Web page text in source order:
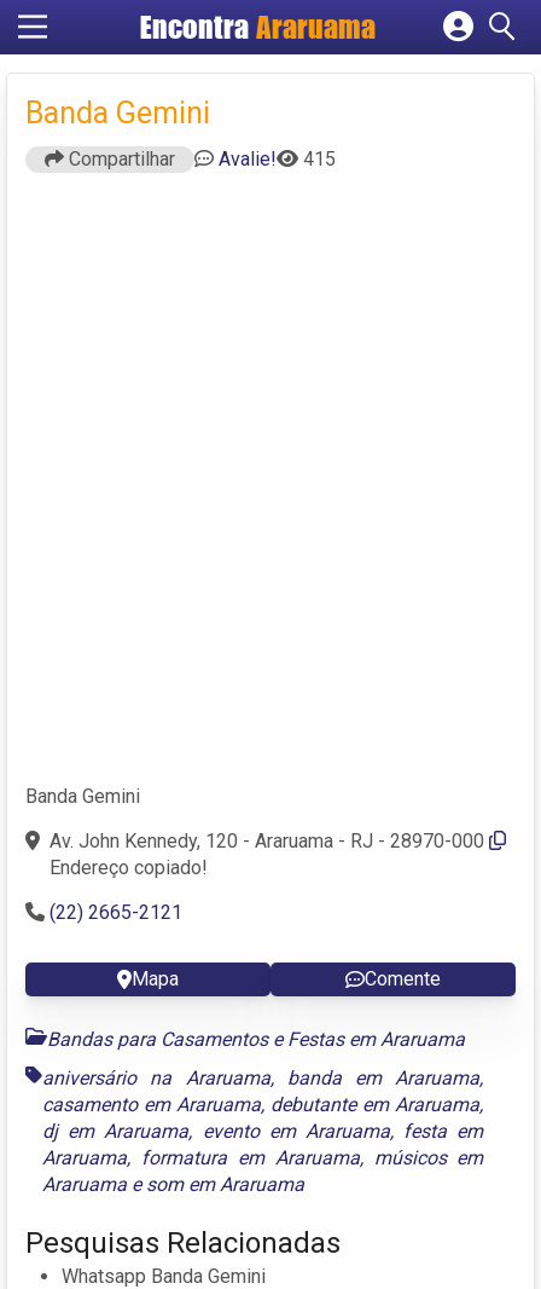
EncontraAraruama
Cadastrar empresa
Banda Gemini
Compartilhar Avalie! 415
Banda Gemini
Av. John Kennedy, 120 - Araruama - RJ - 28970-000
Endereço copiado!
(22) 2665-2121
Mapa Comente
Bandas para Casamentos e Festas em Araruama
aniversário na Araruama, banda em Araruama,
casamento em Araruama, debutante em Araruama,
dj em Araruama, evento em Araruama, festa em
Araruama, formatura em Araruama, músicos em
Araruama esom em Araruama
Pesquisas Relacionadas
Whatsapp Banda Gemini